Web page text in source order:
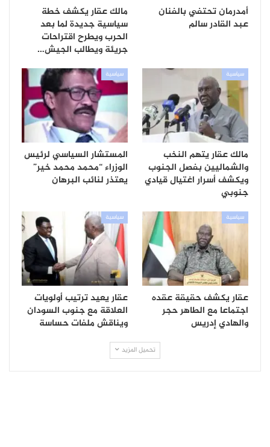
أمدرمان تحتفي بالفنان
عبد القادر سالم
مالك عقار يكشف خطة
سياسية جديدة لما بعد
الحرب ويطرح اقتراحات
جريئة ويطالب الجيش…
سياسية
مالك عقار يتهم النخب
والشماليين بفصل الجنوب
ويكشف أسرار اغتيال قيادي
جنوبي
سياسية
المستشار السياسي لرئيس
الوزراء “محمد محمد خير”
يعتذر لنائب البرهان
سياسية
عقار يكشف حقيقة عقده
اجتماعا مع الطاهر حجر
والهادي إدريس
سياسية
عقار يعيد ترتيب أولويات
العلاقة مع جنوب السودان
ويناقش ملفات حساسة
تحميل المزيد